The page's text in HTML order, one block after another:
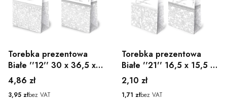
Torebka prezentowa
Białe ''12'' 30 x 36,5 x
13
Cena
4,86 zł
Cena
3,95 złbez VAT
Torebka prezentowa
Białe ''21'' 16,5 x 15,5 x
7
Cena
2,10 zł
Cena
1,71 złbez VAT